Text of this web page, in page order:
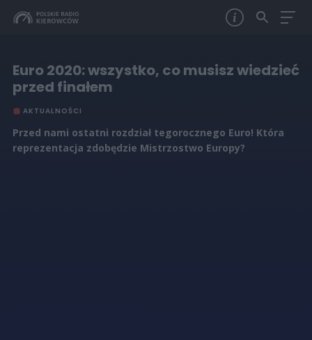
Euro 2020: wszystko, co musisz wiedzieć
przed finałem
AKTUALNOŚCI
Przed nami ostatni rozdział tegorocznego Euro! Która
reprezentacja zdobędzie Mistrzostwo Europy?